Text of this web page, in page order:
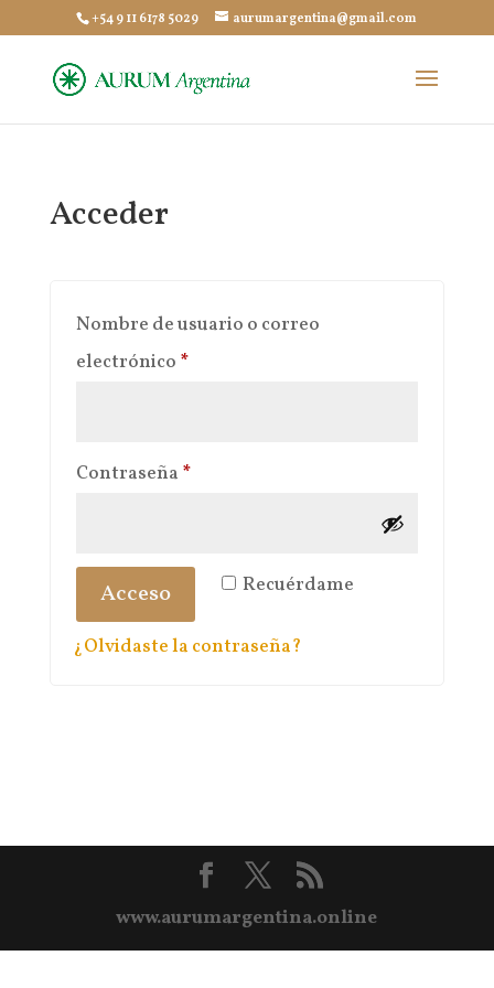
+54 9 11 6178 5029 aurumargentina@gmail.com
Acceder
Nombre de usuario o correo
electrónico *Obligatorio
Contraseña *Obligatorio
Recuérdame
Acceso
¿Olvidaste la contraseña?
www.aurumargentina.online